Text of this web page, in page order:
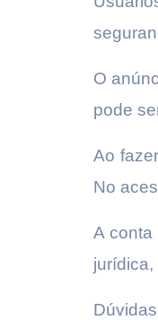
O
pode
Ao
No
A conta